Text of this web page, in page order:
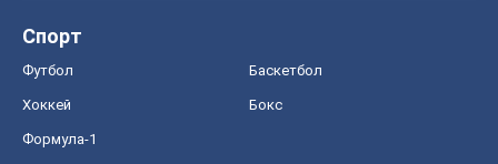
Спорт
Футбол Баскетбол
Хоккей Бокс
Формула-1